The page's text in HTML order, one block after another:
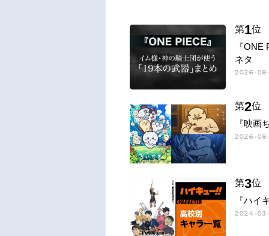
第1位
『
ネタ
2026-
第2位
『映画
2026-
第3位
『ハイ
2024-